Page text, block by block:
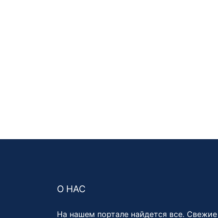
О НАС
На нашем портале найдется все. Свежие